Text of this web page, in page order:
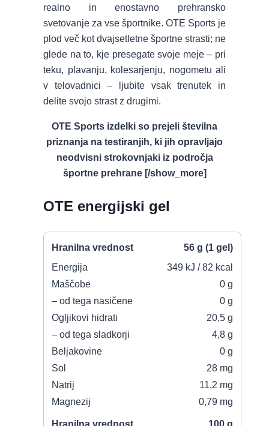
realno in enostavno prehransko
svetovanje za vse športnike. OTE Sports je
plod več kot dvajsetletne športne strasti; ne
glede na to, kje presegate svoje meje – pri
teku, plavanju, kolesarjenju, nogometu ali
v telovadnici – ljubite vsak trenutek in
delite svojo strast z drugimi.
OTE Sports izdelki so prejeli številna
priznanja na testiranjih, ki jih opravljajo
neodvisni strokovnjaki iz področja
športne prehrane [/show_more]
OTE energijski gel
Hranilna vrednost
56 g (1 gel)
Energija
349 kJ / 82 kcal
Maščobe
0 g
– od tega nasičene
0 g
Ogljikovi hidrati
20,5 g
– od tega sladkorji
4,8 g
Beljakovine
0 g
Sol
28 mg
Natrij
11,2 mg
Magnezij
0,79 mg